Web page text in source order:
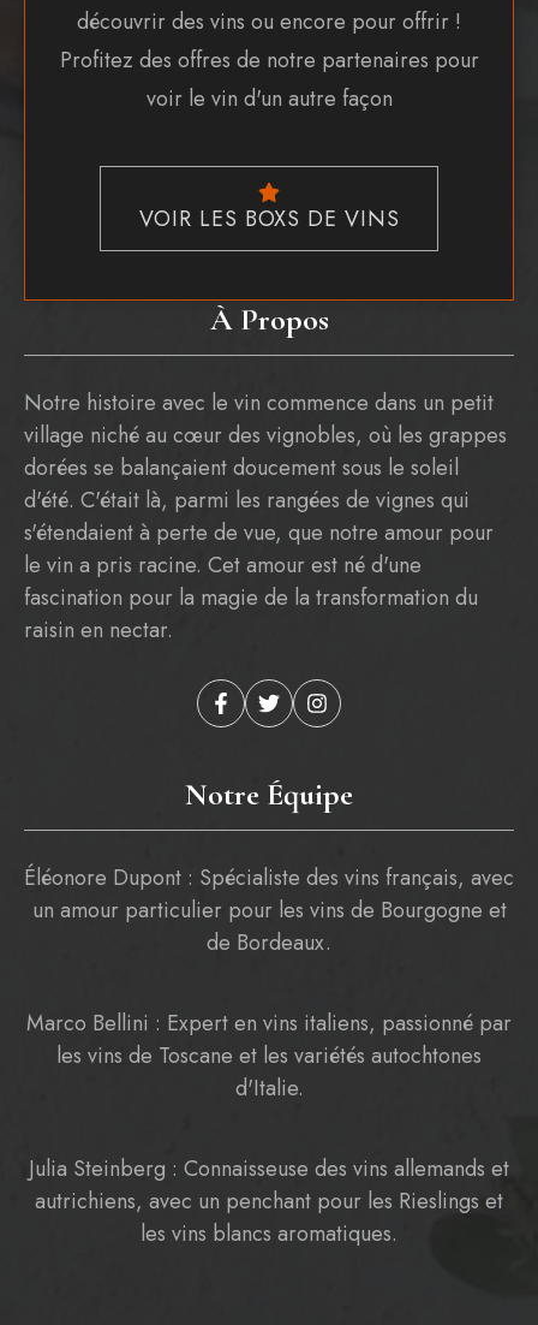
À Propos
Notre histoire avec le vin commence dans un petit
village niché au cœur des vignobles, où les grappes
dorées se balançaient doucement sous le soleil
d'été. C'était là, parmi les rangées de vignes qui
s'étendaient à perte de vue, que notre amour pour
le vin a pris racine. Cet amour est né d'une
fascination pour la magie de la transformation du
raisin en nectar.
découvrir des vins ou encore pour offrir !
Profitez des offres de notre partenaires pour
voir le vin d'un autre façon
VOIR LES BOXS DE VINS
Notre Équipe
Éléonore Dupont : Spécialiste des vins français, avec
un amour particulier pour les vins de Bourgogne et
de Bordeaux.
Marco Bellini : Expert en vins italiens, passionné par
les vins de Toscane et les variétés autochtones
d'Italie.
Julia Steinberg : Connaisseuse des vins allemands et
autrichiens, avec un penchant pour les Rieslings et
les vins blancs aromatiques.